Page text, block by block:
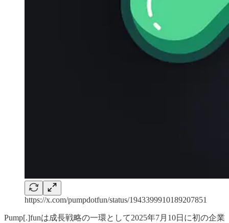
https://x.com/pumpdotfun/status/1943399910189207851
Pump[.]funは成長戦略の一環として2025年7月10日に初の企業